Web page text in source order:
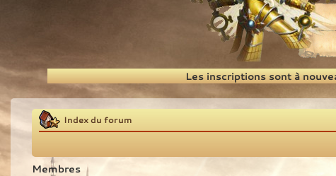
Recherche Les inscriptions sont à
Index du forum
Membres